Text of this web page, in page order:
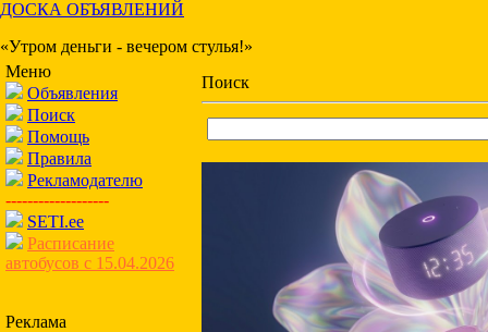
ДОСКА ОБЪЯВЛЕНИЙ
«Утром деньги - вечером стулья!»
Меню
Объявления
Поиск
Помощь
Правила
Рекламодателю
-------------------
SETI.ee
Расписание
автобусов с 15.04.2026
Реклама
Поиск